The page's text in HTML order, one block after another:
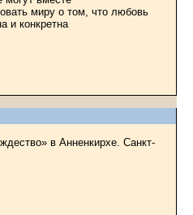
миру о том, что любовь
и конкретна
в Анненкирхе. Санкт-